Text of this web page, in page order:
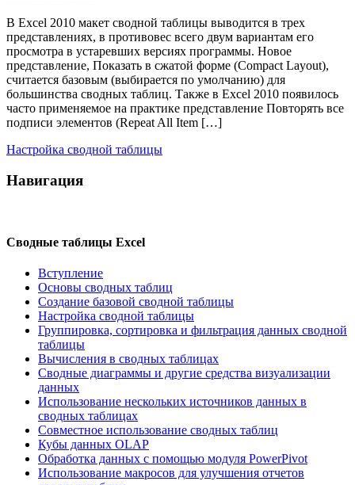
В Excel 2010 макет сводной таблицы выводится в трех
представлениях, в противовес всего двум вариантам его
просмотра в устаревших версиях программы. Новое
представление, Показать в сжатой форме (Compact Layout),
считается базовым (выбирается по умолчанию) для
большинства сводных таблиц. Также в Excel 2010 появилось
часто применяемое на практике представление Повторять все
подписи элементов (Repeat All Item […]
Настройка сводной таблицы
Навигация
Сводные таблицы Excel
Вступление
Основы сводных таблиц
Создание базовой сводной таблицы
Настройка сводной таблицы
Группировка, сортировка и фильтрация данных сводной
таблицы
Вычисления в сводных таблицах
Сводные диаграммы и другие средства визуализации
данных
Использование нескольких источников данных в
сводных таблицах
Совместное использование сводных таблиц
Кубы данных OLAP
Обработка данных с помощью модуля PowerPivot
Использование макросов для улучшения отчетов